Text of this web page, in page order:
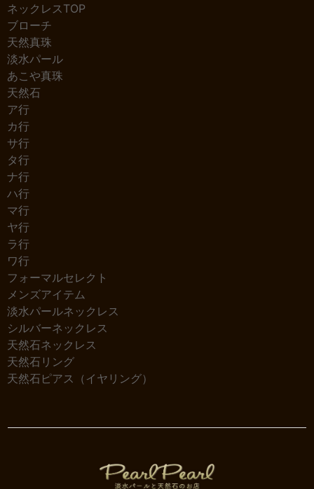
ネックレスTOP
ブローチ
天然真珠
淡水パール
あこや真珠
天然石
ア行
カ行
サ行
タ行
ナ行
ハ行
マ行
ヤ行
ラ行
ワ行
フォーマルセレクト
メンズアイテム
淡水パールネックレス
シルバーネックレス
天然石ネックレス
天然石リング
天然石ピアス（イヤリング）